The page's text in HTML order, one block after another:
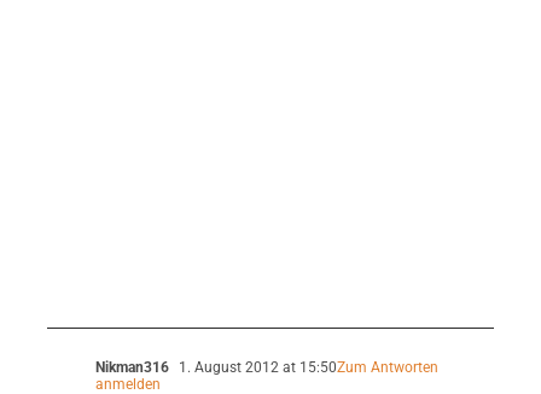
Nikman316 1. August 2012 at 15:50Zum Antworten
anmelden